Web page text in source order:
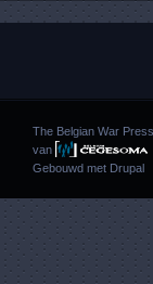
The Belgian War
van
Gebouwd met Drupal